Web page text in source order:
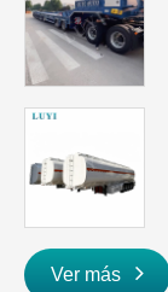
Ver más